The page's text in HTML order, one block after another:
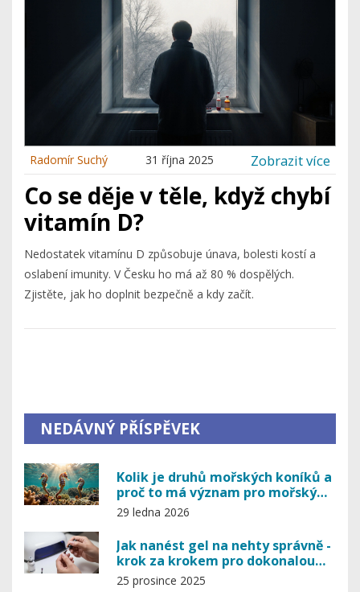
Radomír Suchý 31 října 2025 Zobrazit více
Co se děje v těle, když chybí
vitamín D?
Nedostatek vitamínu D způsobuje únava, bolesti kostí a
oslabení imunity. V Česku ho má až 80 % dospělých.
Zjistěte, jak ho doplnit bezpečně a kdy začít.
NEDÁVNÝ PŘÍSPĚVEK
Kolik je druhů mořských koníků a
proč to má význam pro mořský
kolagen
29 ledna 2026
Jak nanést gel na nehty správně -
krok za krokem pro dokonalou
manikúru
25 prosince 2025